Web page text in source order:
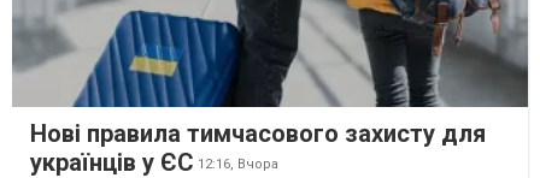
Нові правила тимчасового захисту для
українців у ЄС 12:16, Вчора